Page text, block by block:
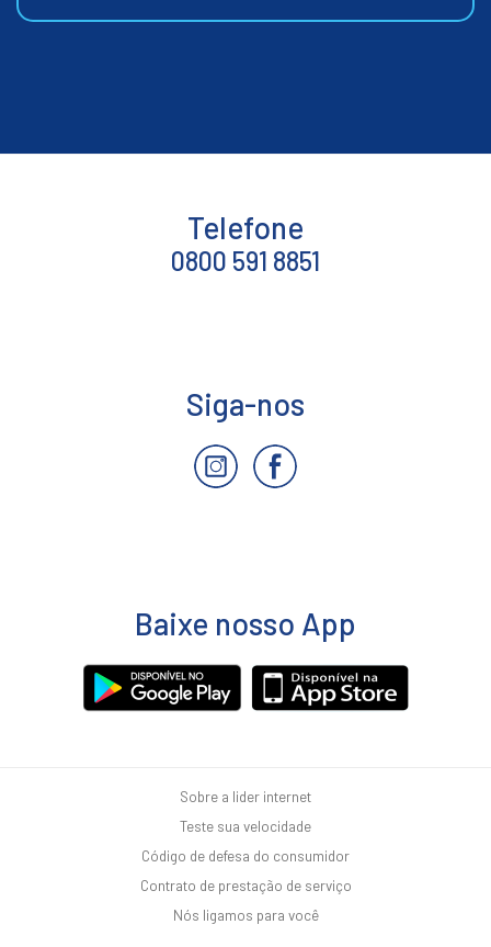
Telefone
0800 591 8851
Siga-nos
Baixe nosso App
Sobre a lider internet
Teste sua velocidade
Código de defesa do consumidor
Contrato de prestação de serviço
Nós ligamos para você